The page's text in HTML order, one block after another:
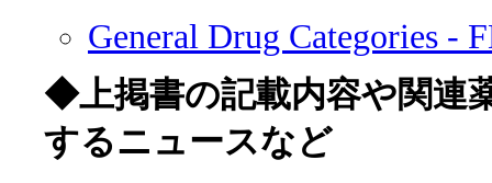
General Drug Categories -
◆上掲書の記載内容や関連
するニュースなど